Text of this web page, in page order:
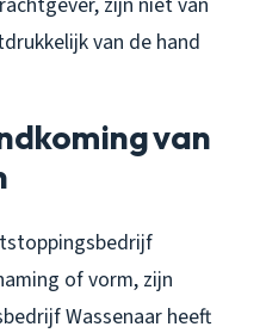
van de hand
van
of vorm, zijn
Wassenaar heeft